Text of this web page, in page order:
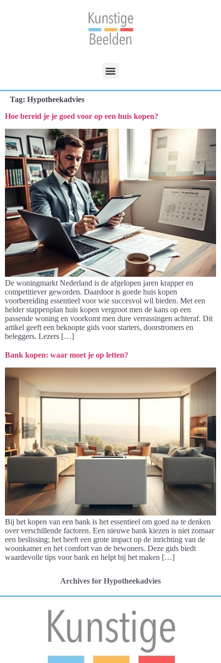
Tag: Hypotheekadvies
Hoe bereid je je goed voor op een huis kopen?
De woningmarkt Nederland is de afgelopen jaren krapper en
competitiever geworden. Daardoor is goede huis kopen
voorbereiding essentieel voor wie succesvol wil bieden. Met een
helder stappenplan huis kopen vergroot men de kans op een
passende woning en voorkomt men dure verrassingen achteraf. Dit
artikel geeft een beknopte gids voor starters, doorstromers en
beleggers. Lezers […]
Bank kopen: waar moet je op letten?
Bij het kopen van een bank is het essentieel om goed na te denken
over verschillende factoren. Een nieuwe bank kiezen is niet zomaar
een beslissing; het heeft een grote impact op de inrichting van de
woonkamer en het comfort van de bewoners. Deze gids biedt
waardevolle tips voor bank en helpt bij het maken […]
Archives for Hypotheekadvies